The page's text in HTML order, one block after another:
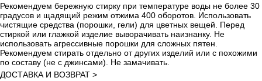
Рекомендуем бережную стирку при температуре воды не более 30
градусов и щадящий режим отжима 400 оборотов. Использовать
чистящие средства (порошки, гели) для цветных вещей. Перед
стиркой или глажкой изделие выворачивать наизнанку. Не
использовать агрессивные порошки для сложных пятен.
Рекомендуем стирать отдельно от других изделий или с похожими
по составу (не с джинсами). Не замачивать.
ДОСТАВКА И ВОЗВРАТ >